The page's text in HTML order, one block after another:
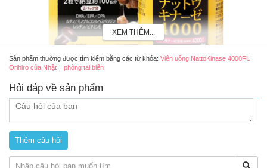
Viên uống NattoKinase 4000FU Orihiro của Nhật 120 viên
Ưu điểm của viên uống
Hỗ trợ tăng tuần hoàn, giảm nguy cơ hình thành huyết khối
XEM THÊM...
Sản phẩm thường được tìm kiếm bằng các từ khóa: Viên uống NattoKinase 4000FU
Orihiro của Nhật | phòng tai biến
Hỏi đáp về sản phẩm